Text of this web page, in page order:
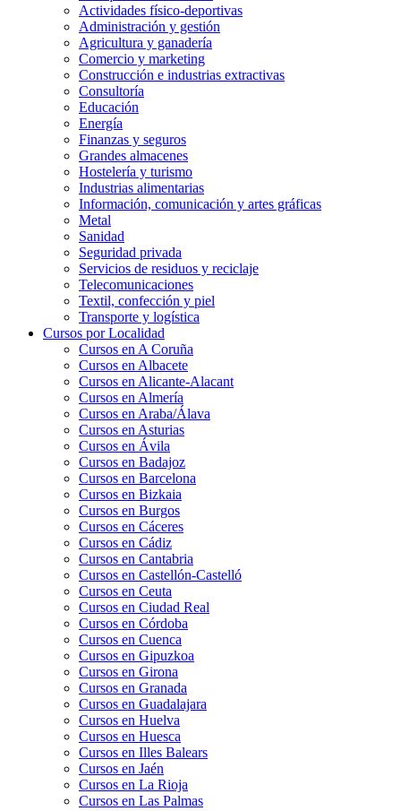
Actividades físico-deportivas
Administración y gestión
Agricultura y ganadería
Comercio y marketing
Construcción e industrias extractivas
Consultoría
Educación
Energía
Finanzas y seguros
Grandes almacenes
Hostelería y turismo
Industrias alimentarias
Información, comunicación y artes gráficas
Metal
Sanidad
Seguridad privada
Servicios de residuos y reciclaje
Telecomunicaciones
Textil, confección y piel
Transporte y logística
Cursos por Localidad
Cursos en A Coruña
Cursos en Albacete
Cursos en Alicante-Alacant
Cursos en Almería
Cursos en Araba/Álava
Cursos en Asturias
Cursos en Ávila
Cursos en Badajoz
Cursos en Barcelona
Cursos en Bizkaia
Cursos en Burgos
Cursos en Cáceres
Cursos en Cádiz
Cursos en Cantabria
Cursos en Castellón-Castelló
Cursos en Ceuta
Cursos en Ciudad Real
Cursos en Córdoba
Cursos en Cuenca
Cursos en Gipuzkoa
Cursos en Girona
Cursos en Granada
Cursos en Guadalajara
Cursos en Huelva
Cursos en Huesca
Cursos en Illes Balears
Cursos en Jaén
Cursos en La Rioja
Cursos en Las Palmas